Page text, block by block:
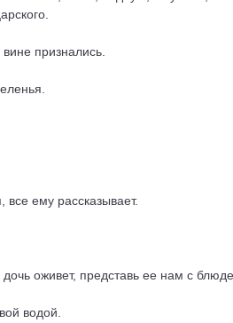
признались.
все ему рассказывает.
оживет, представь ее нам с
водой.